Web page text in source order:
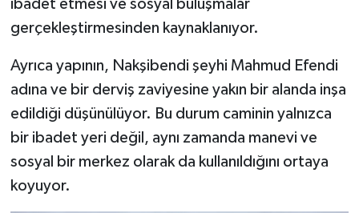
ibadet etmesi ve sosyal buluşmalar
gerçekleştirmesinden kaynaklanıyor.
Ayrıca yapının, Nakşibendi şeyhi Mahmud Efendi
adına ve bir derviş zaviyesine yakın bir alanda inşa
edildiği düşünülüyor. Bu durum caminin yalnızca
bir ibadet yeri değil, aynı zamanda manevi ve
sosyal bir merkez olarak da kullanıldığını ortaya
koyuyor.